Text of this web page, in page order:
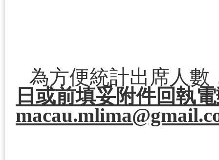
為方便統計出席人數
日或前填妥附件回執